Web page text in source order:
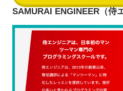
SAMURAI ENGINEER（侍